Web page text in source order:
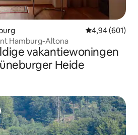
Gemiddelde
4,94 (601)
Hamburg-Altona
vakantiewoningen
Heide